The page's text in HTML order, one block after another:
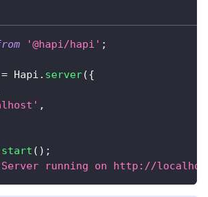
'@hapi/hapi' ;
= Hapi . server({
,
start ( ) ;
running on http://